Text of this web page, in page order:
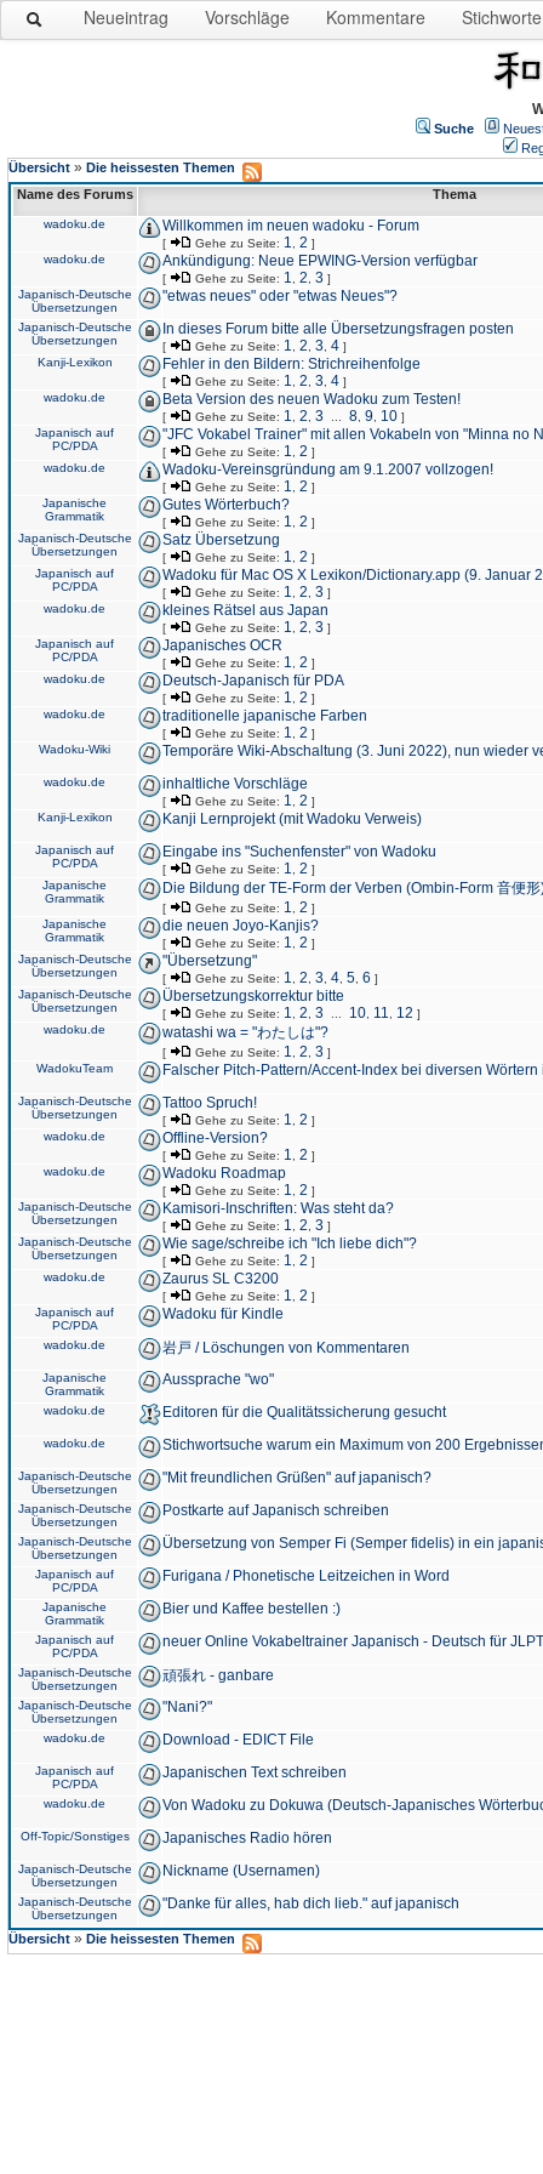
Neueintrag Vorschläge Kommentare Stichworte
Suche
Übersicht » Die heissesten Themen
Name des Forums
Thema
wadoku.de Willkommen im neuen wadoku - Forum
[ Gehe zu Seite: 1 2 ]
wadoku.de
Ankündigung: Neue EPWING-Version verfügbar
[ Gehe zu Seite: 1 2 3 ]
Japanisch-Deutsche
Übersetzungen
"etwas neues" oder "etwas Neues"?
Japanisch-Deutsche
Übersetzungen
In dieses Forum bitte alle Übersetzungsfragen posten
[ Gehe zu Seite: 1 2 3 4 ]
Kanji-Lexikon
Fehler in den Bildern: Strichreihenfolge
[ Gehe zu Seite: 1 2 3 4 ]
wadoku.de
Beta Version des neuen Wadoku zum Testen!
[ Gehe zu Seite: 1 2 3 8 9 10 ]
Japanisch auf
PC/PDA
"JFC Vokabel Trainer" mit allen Vokabeln von "Minna no
[ Gehe zu Seite: 1 2 ]
wadoku.de
Wadoku-Vereinsgründung am 9.1.2007 vollzogen!
[ Gehe zu Seite: 1 2 ]
Japanische
Grammatik
Gutes Wörterbuch?
[ Gehe zu Seite: 1 2 ]
Japanisch-Deutsche
Übersetzungen
Satz Übersetzung
[ Gehe zu Seite: 1 2 ]
Japanisch auf
PC/PDA
Wadoku für Mac OS X Lexikon/Dictionary.app (9. Januar
[ Gehe zu Seite: 1 2 3 ]
wadoku.de
kleines Rätsel aus Japan
[ Gehe zu Seite: 1 2 3 ]
Japanisch auf
PC/PDA
Japanisches OCR
[ Gehe zu Seite: 1 2 ]
wadoku.de
Deutsch-Japanisch für PDA
[ Gehe zu Seite: 1 2 ]
wadoku.de
traditionelle japanische Farben
[ Gehe zu Seite: 1 2 ]
Wadoku-Wiki
Temporäre Wiki-Abschaltung (3. Juni 2022), nun wieder
wadoku.de inhaltliche Vorschläge
[ Gehe zu Seite: 1 2 ]
Kanji-Lexikon
Kanji Lernprojekt (mit Wadoku Verweis)
Japanisch auf
PC/PDA
Eingabe ins "Suchenfenster" von Wadoku
[ Gehe zu Seite: 1 2 ]
Japanische
Grammatik
Die Bildung der TE-Form der Verben (Ombin-Form 音便形
[ Gehe zu Seite: 1 2 ]
Japanische
Grammatik
die neuen Joyo-Kanjis?
[ Gehe zu Seite: 1 2 ]
Japanisch-Deutsche
Übersetzungen
"Übersetzung"
[ Gehe zu Seite: 1 2 3 4 5 6 ]
Japanisch-Deutsche
Übersetzungen
Übersetzungskorrektur bitte
[ Gehe zu Seite: 1 2 3 10 11 12 ]
wadoku.de
watashi wa = "わたしは"?
[ Gehe zu Seite: 1 2 3 ]
WadokuTeam
Falscher Pitch-Pattern/Accent-Index bei diversen
Japanisch-Deutsche
Übersetzungen
Tattoo Spruch!
[ Gehe zu Seite: 1 2 ]
wadoku.de
Offline-Version?
[ Gehe zu Seite: 1 2 ]
wadoku.de
Wadoku Roadmap
[ Gehe zu Seite: 1 2 ]
Japanisch-Deutsche
Übersetzungen
Kamisori-Inschriften: Was steht da?
[ Gehe zu Seite: 1 2 3 ]
Japanisch-Deutsche
Übersetzungen
Wie sage/schreibe ich "Ich liebe dich"?
[ Gehe zu Seite: 1 2 ]
wadoku.de
Zaurus SL C3200
[ Gehe zu Seite: 1 2 ]
Japanisch auf
PC/PDA
Wadoku für Kindle
wadoku.de 岩戸 / Löschungen von Kommentaren
Japanische
Grammatik
Aussprache "wo"
wadoku.de Editoren für die Qualitätssicherung gesucht
wadoku.de Stichwortsuche warum ein Maximum von 200
Japanisch-Deutsche
Übersetzungen
"Mit freundlichen Grüßen" auf japanisch?
Japanisch-Deutsche
Übersetzungen
Postkarte auf Japanisch schreiben
Japanisch-Deutsche
Übersetzungen
Übersetzung von Semper Fi (Semper fidelis) in ein
Japanisch auf
PC/PDA
Furigana / Phonetische Leitzeichen in Word
Japanische
Grammatik
Bier und Kaffee bestellen :)
Japanisch auf
PC/PDA
neuer Online Vokabeltrainer Japanisch - Deutsch für
Japanisch-Deutsche
Übersetzungen
頑張れ - ganbare
Japanisch-Deutsche
Übersetzungen
"Nani?"
wadoku.de Download - EDICT File
Japanisch auf
PC/PDA
Japanischen Text schreiben
wadoku.de Von Wadoku zu Dokuwa (Deutsch-Japanisches
Off-Topic/Sonstiges Japanisches Radio hören
Japanisch-Deutsche
Übersetzungen
Nickname (Usernamen)
Japanisch-Deutsche
Übersetzungen
"Danke für alles, hab dich lieb." auf japanisch
Übersicht » Die heissesten Themen